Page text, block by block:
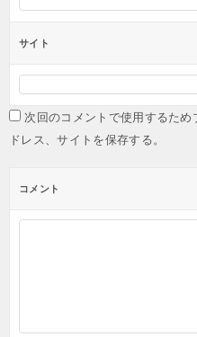
サイト
次回のコメントで使用するた
ドレス、サイトを保存する。
コメント